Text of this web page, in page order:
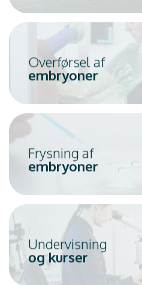
Overførsel af
embryoner
Frysning af
embryoner
Undervisning
og kurser